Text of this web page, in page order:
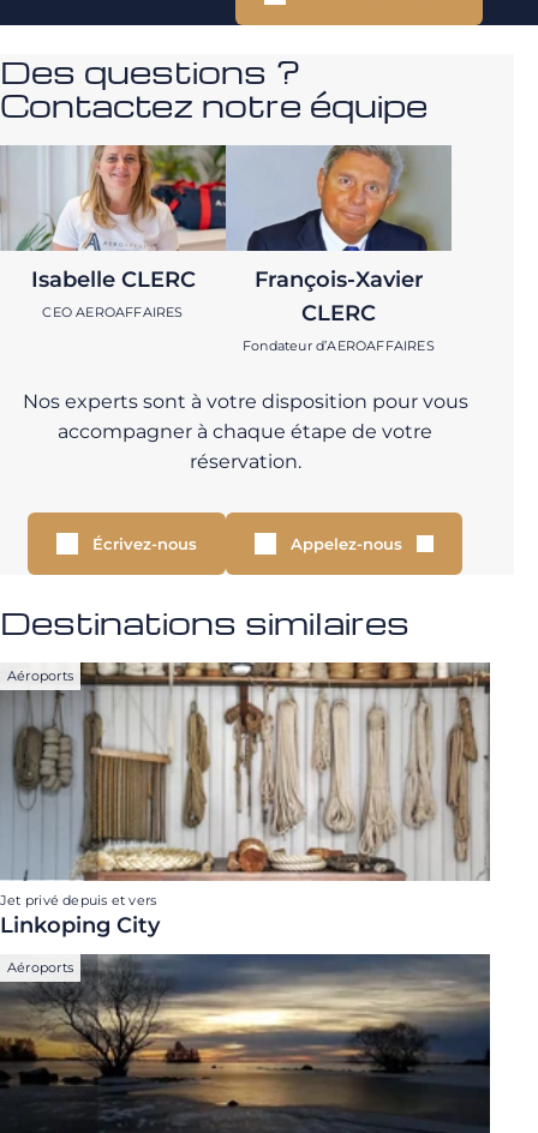
Des questions ?
Contactez notre équipe
Isabelle CLERC
CEO AEROAFFAIRES
François-Xavier
CLERC
Fondateur d’AEROAFFAIRES
Nos experts sont à votre disposition pour vous
accompagner à chaque étape de votre
réservation.
Écrivez-nous Appelez-nous
Destinations similaires
Aéroports
Jet privé depuis et vers
Linkoping City
Aéroports